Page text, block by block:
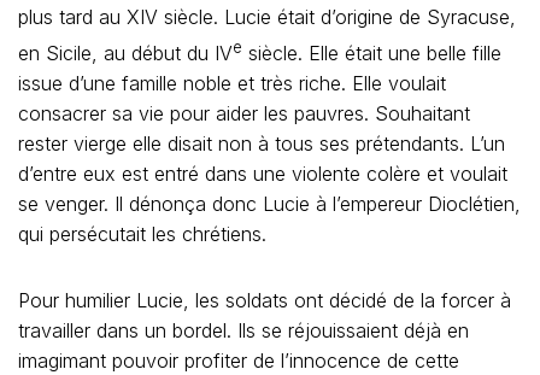
plus tard au XIV siècle. Lucie était d’origine de Syracuse,
en Sicile, au début du IVe siècle. Elle était une belle fille
issue d’une famille noble et très riche. Elle voulait
consacrer sa vie pour aider les pauvres. Souhaitant
rester vierge elle disait non à tous ses prétendants. L’un
d’entre eux est entré dans une violente colère et voulait
se venger. Il dénonça donc Lucie à l’empereur Dioclétien,
qui persécutait les chrétiens.
Pour humilier Lucie, les soldats ont décidé de la forcer à
travailler dans un bordel. Ils se réjouissaient déjà en
imagimant pouvoir profiter de l’innocence de cette